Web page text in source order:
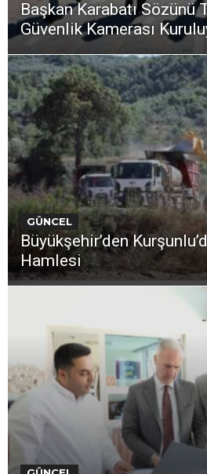
Başkan Karabatı Sözünü
Güvenlik Kamerası
GÜNCEL
Büyükşehir’den
Hamlesi